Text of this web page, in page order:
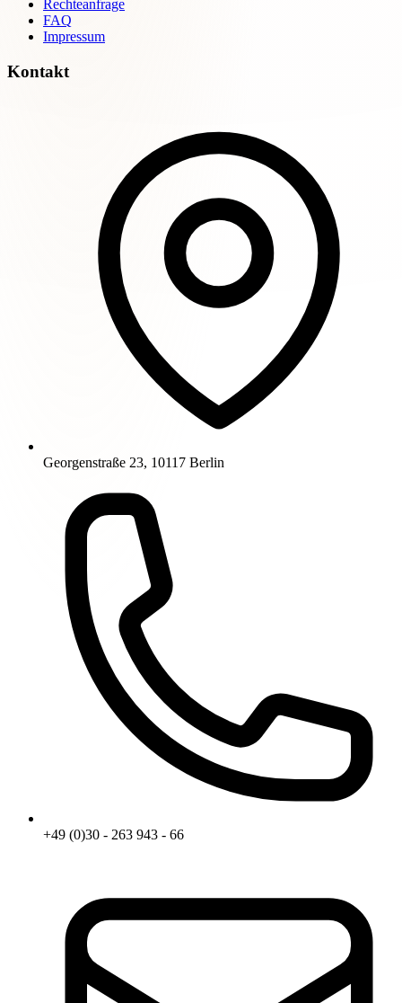
Rechteanfrage
FAQ
Impressum
Kontakt
Georgenstraße 23, 10117 Berlin
+49 (0)30 - 263 943 - 66